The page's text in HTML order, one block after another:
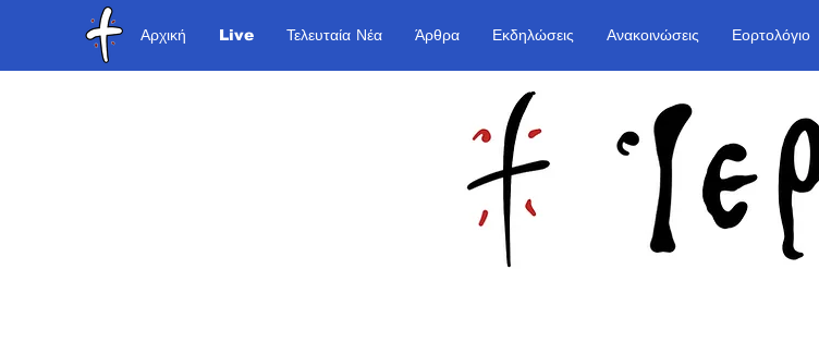
Αρχική Live Τελευταία Νέα Άρθρα Εκδηλώσεις Ανακοινώσεις Εορτολόγιο